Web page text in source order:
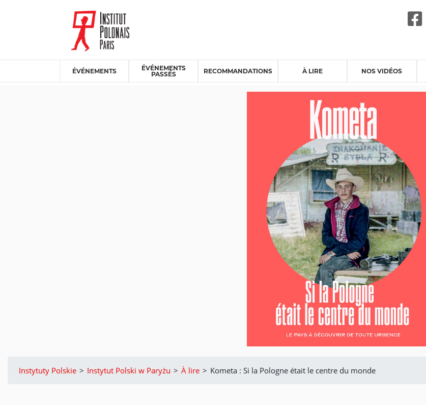
ÉVÉNEMENTS
ÉVÉNEMENTS
PASSÉS
RECOMMANDATIONS À LIRE NOS VIDÉOS
Instytuty Polskie > Instytut Polski w Paryżu > À lire > Kometa : Si la Pologne était le centre du monde